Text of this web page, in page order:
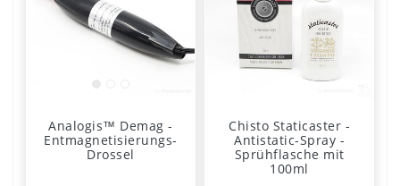
Analogis™ Demag -
Entmagnetisierungs-
Drossel
Chisto Staticaster -
Antistatic-Spray -
Sprühflasche mit
100ml